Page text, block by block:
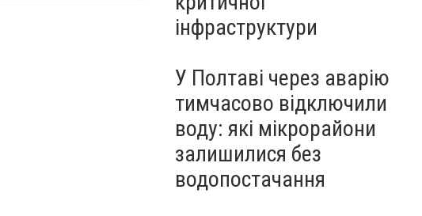
інфраструктури
У Полтаві через аварію
тимчасово відключили
воду: які мікрорайони
залишилися без
водопостачання